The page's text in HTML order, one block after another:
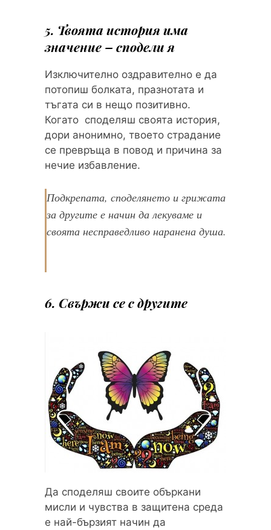
5. Твоята история има
значение – сподели я
Изключително оздравително е да
потопиш болката, празнотата и
тъгата си в нещо позитивно.
Когато споделяш своята история,
дори анонимно, твоето страдание
се превръща в повод и причина за
нечие избавление.
Подкрепата, споделянето и грижата
за другите е начин да лекуваме и
своята несправедливо наранена душа.
6. Свържи се с другите
Да споделяш своите объркани
мисли и чувства в защитена среда
е най-бързият начин да